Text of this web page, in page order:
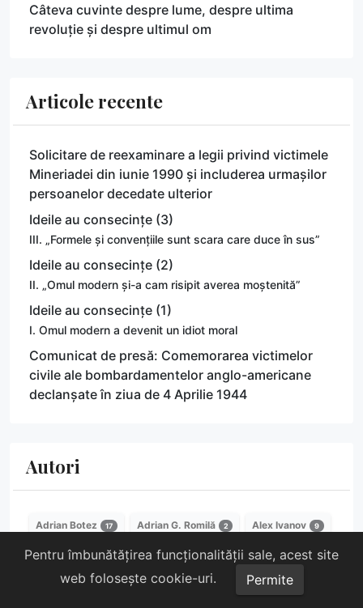
Câteva cuvinte despre lume, despre ultima
revoluție și despre ultimul om
Articole recente
Solicitare de reexaminare a legii privind victimele
Mineriadei din iunie 1990 și includerea urmașilor
persoanelor decedate ulterior
Ideile au consecințe (3)
III. „Formele și convențiile sunt scara care duce în sus”
Ideile au consecințe (2)
II. „Omul modern și-a cam risipit averea moștenită”
Ideile au consecințe (1)
I. Omul modern a devenit un idiot moral
Comunicat de presă: Comemorarea victimelor
civile ale bombardamentelor anglo-americane
declanșate în ziua de 4 Aprilie 1944
Autori
Adrian Botez 17 Adrian G. Romilă 2 Alex Ivanov 9
Alexandru Mărchidan 178 Alexandru Nechifor 1
Părintele Alexie Ksutasvili
Pentru îmbunătățirea funcționalității sale, acest site
web folosește cookie-uri.
Permite